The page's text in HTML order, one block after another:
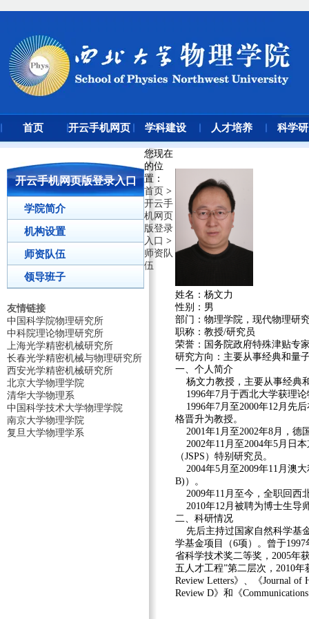
姓名： 杨文力
性别： 男
部门： 物理学院，现代物理研
职称： 教授/研究员
荣誉： 国务院政府特殊津贴专
研究方向： 主要从事经典和量
一、个人简介
杨文力教授，主要从事经典
1996年7月于西北大学获理论
1996年7月至2000年12月先
格晋升为教授。
2001年1月至2002年8月，德
2002年11月至2004年5月日本
（JSPS）特别研究员。
2004年5月至2009年11月澳大
B)）。
2009年11月至今，全职回西
2010年12月被聘为博士生导
二、科研情况
先后主持过国家自然科学基
学基金项目（6项）。曾于
省科学技术奖二等奖，2005年
五人才工程”第二层次，2010
Review Letters》、《Journal of
Review D》和《
开云手机网页版登录入口
学院简介
机构设置
师资队伍
领导班子
友情链接
中国科学院物理研究所
中科院理论物理研究所
上海光学精密机械研究所
长春光学精密机械与物理研究所
西安光学精密机械研究所
北京大学物理学院
清华大学物理系
中国科学技术大学物理学院
南京大学物理学院
复旦大学物理学系
您现在
的位
置 ：
首页 >
开云手
机网页
版登录
入口 >
师资队
伍
首页 开云手机网页 学科建设 人才培养 科学